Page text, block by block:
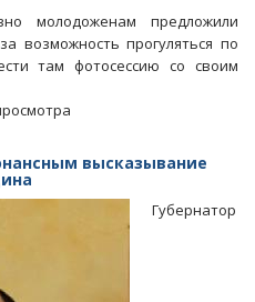
молодоженам предложили
возможность прогуляться по
там фотосессию со своим
высказывание
Губернатор